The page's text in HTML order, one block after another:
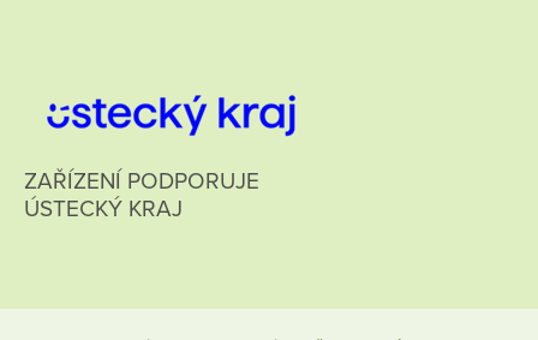
ZAŘÍZENÍ PODPORUJE
ÚSTECKÝ KRAJ